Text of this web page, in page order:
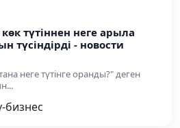
түтіннен неге арыла
түсіндірді - новости
неге түтінге оранды?" деген